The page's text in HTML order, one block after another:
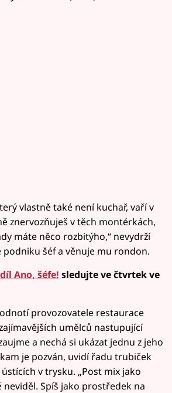
vlastně také není kuchař, vaří v
znervozňuješ v těch montérkách,
máte něco rozbitýho,“ nevydrží
podniku šéf a věnuje mu rondon.
díl Ano, šéfe! sledujte ve čtvrtek ve
provozovatele restaurace
umělců nastupující
a nechá si ukázat jednu z jeho
je pozván, uvidí řadu trubiček
v trysku. „Post mix jako
Spíš jako prostředek na